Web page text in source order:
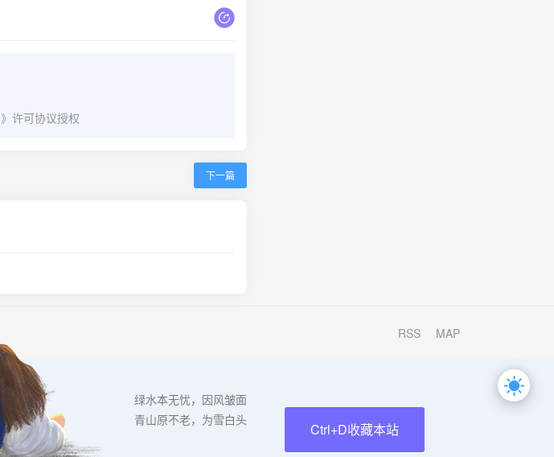
》许可协议授权
下一篇
RSS MAP
Ctrl+D收藏本站
绿水本无忧，因风皱面
青山原不老，为雪白头